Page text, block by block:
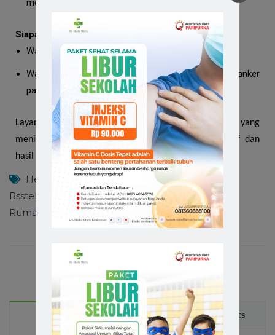
menandakan adanya kanker.
Siapa yang Membutuhkan Mammografi?
Wanita berusia 40 tahun ke atas untuk skrining rutin.
Wanita dengan riwayat keluarga atau faktor risiko kanker
payudara.
Layanan ini sangat penting untuk deteksi dini, yang
meningkatkan peluang pengobatan yang lebih efektif dan
hasil yang lebih baik.
Healthpedia,Promo, Rsstellamaris,
Rsstellamarismakassar,Rumahsakitkatolik,
Rumahsakitterbaik,Servireincaritate
Popular Latest Comments